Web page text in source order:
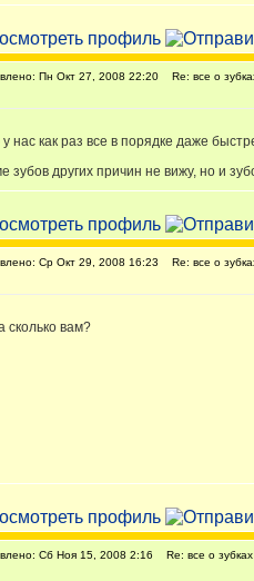
Пн Окт 27, 2008 22:20 Re: все о
нас как раз все в порядке даже
зубов других причин не вижу, но и
Ср Окт 29, 2008 16:23 Re: все о
сколько вам?
Сб Ноя 15, 2008 2:16 Re: все о зубках